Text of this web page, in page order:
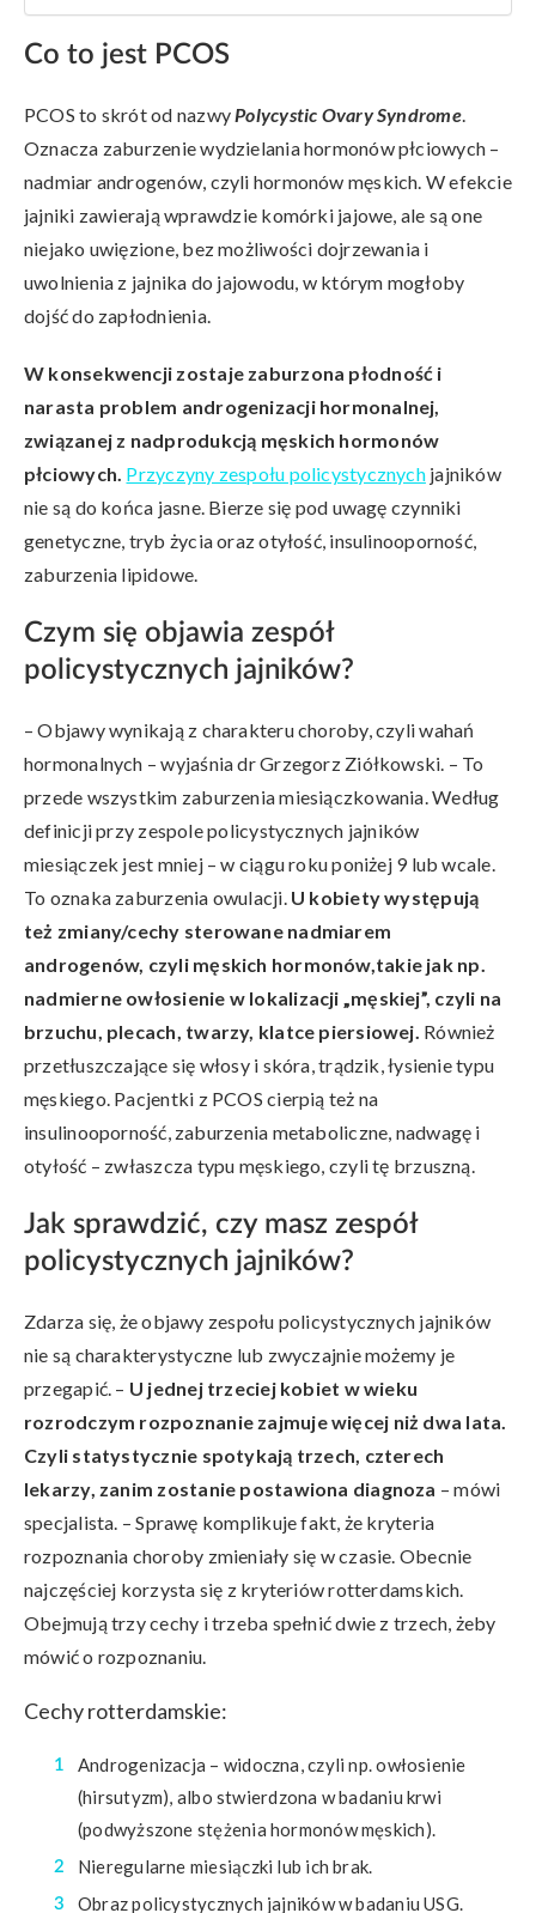
Co to jest PCOS
PCOS to skrót od nazwy Polycystic Ovary Syndrome.
Oznacza zaburzenie wydzielania hormonów płciowych –
nadmiar androgenów, czyli hormonów męskich. W efekcie
jajniki zawierają wprawdzie komórki jajowe, ale są one
niejako uwięzione, bez możliwości dojrzewania i
uwolnienia z jajnika do jajowodu, w którym mogłoby
dojść do zapłodnienia.
W konsekwencji zostaje zaburzona płodność i
narasta problem androgenizacji hormonalnej,
związanej z nadprodukcją męskich hormonów
płciowych. Przyczyny zespołu policystycznychjajników
nie są do końca jasne. Bierze się pod uwagę czynniki
genetyczne, tryb życia oraz otyłość, insulinooporność,
zaburzenia lipidowe.
Czym się objawia zespół
policystycznych jajników?
– Objawy wynikają z charakteru choroby, czyli wahań
hormonalnych – wyjaśnia dr Grzegorz Ziółkowski. – To
przede wszystkim zaburzenia miesiączkowania. Według
definicji przy zespole policystycznych jajników
miesiączek jest mniej – w ciągu roku poniżej 9 lub wcale.
To oznaka zaburzenia owulacji. U kobiety występują
też zmiany/cechy sterowane nadmiarem
androgenów, czyli męskich hormonów,takie jak np.
nadmierne owłosienie w lokalizacji „męskiej”, czyli na
brzuchu, plecach, twarzy, klatce piersiowej. Również
przetłuszczające się włosy i skóra, trądzik, łysienie typu
męskiego. Pacjentki z PCOS cierpią też na
insulinooporność, zaburzenia metaboliczne, nadwagę i
otyłość – zwłaszcza typu męskiego, czyli tę brzuszną.
Jak sprawdzić, czy masz zespół
policystycznych jajników?
Zdarza się, że objawy zespołu policystycznych jajników
nie są charakterystyczne lub zwyczajnie możemy je
przegapić. – U jednej trzeciej kobiet w wieku
rozrodczym rozpoznanie zajmuje więcej niż dwa lata.
Czyli statystycznie spotykają trzech, czterech
lekarzy, zanim zostanie postawiona diagnoza – mówi
specjalista. – Sprawę komplikuje fakt, że kryteria
rozpoznania choroby zmieniały się w czasie. Obecnie
najczęściej korzysta się z kryteriów rotterdamskich.
Obejmują trzy cechy i trzeba spełnić dwie z trzech, żeby
mówić o rozpoznaniu.
Cechy rotterdamskie:
Androgenizacja – widoczna, czyli np. owłosienie
(hirsutyzm), albo stwierdzona w badaniu krwi
(podwyższone stężenia hormonów męskich).
Nieregularne miesiączki lub ich brak.
Obraz policystycznych jajników w badaniu USG.